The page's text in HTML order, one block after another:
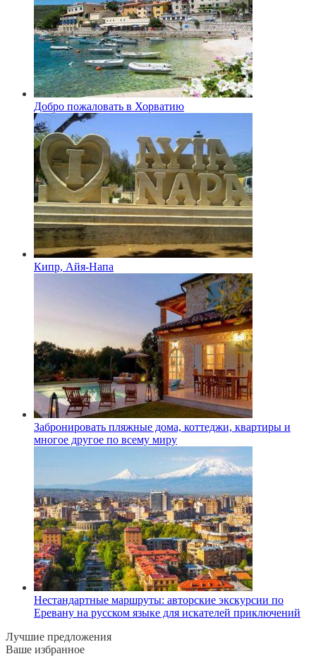
Добро пожаловать в Хорватию
Кипр, Айя-Напа
Забронировать пляжные дома, коттеджи, квартиры и
многое другое по всему миру
Нестандартные маршруты: авторские экскурсии по
Еревану на русском языке для искателей приключений
Лучшие предложения
Ваше избранное